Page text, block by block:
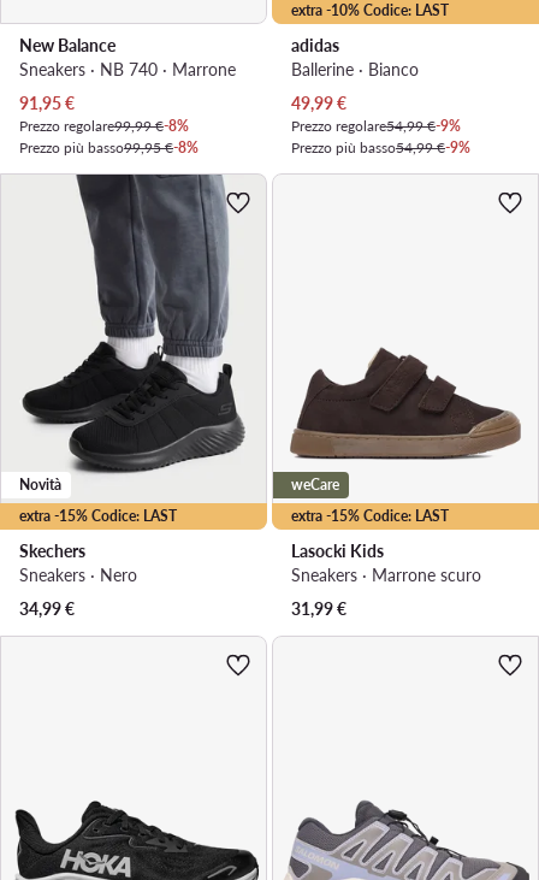
New Balance
Sneakers · NB 740 · Marrone
Prezzo attuale
91,95€
Prezzo regolare99,99 €-8%
Prezzo più basso99,95 €-8%
extra -10% Codice: LAST
adidas
Ballerine · Bianco
Prezzo attuale
49,99€
Prezzo regolare54,99 €-9%
Prezzo più basso54,99 €-9%
extra -15% Codice: LAST
Novità
Skechers
Sneakers · Nero
34,99€
extra -15% Codice: LAST
weCare
Lasocki Kids
Sneakers · Marrone scuro
31,99€